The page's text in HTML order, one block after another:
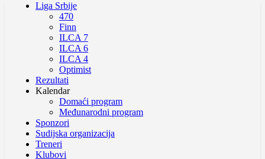
Liga Srbije
470
Finn
ILCA 7
ILCA 6
ILCA 4
Optimist
Rezultati
Kalendar
Domaći program
Međunarodni program
Sponzori
Sudijska organizacija
Treneri
Klubovi